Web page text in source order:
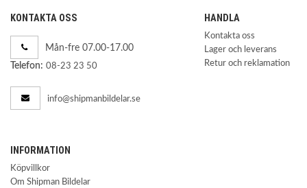
KONTAKTA OSS
Mån-fre 07.00-17.00
Telefon: 08-23 23 50
info@shipmanbildelar.se
HANDLA
Kontakta oss
Lager och leverans
Retur och reklamation
INFORMATION
Köpvillkor
Om Shipman Bildelar